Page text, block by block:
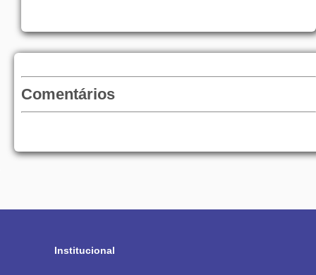
Comentários
Institucional